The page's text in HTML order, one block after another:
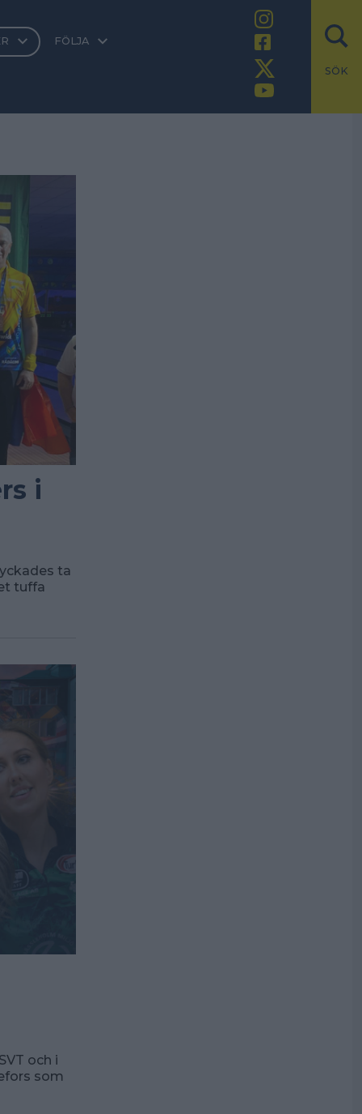
FÖLJA
SÖK
i
ta
tuffa
och i
som